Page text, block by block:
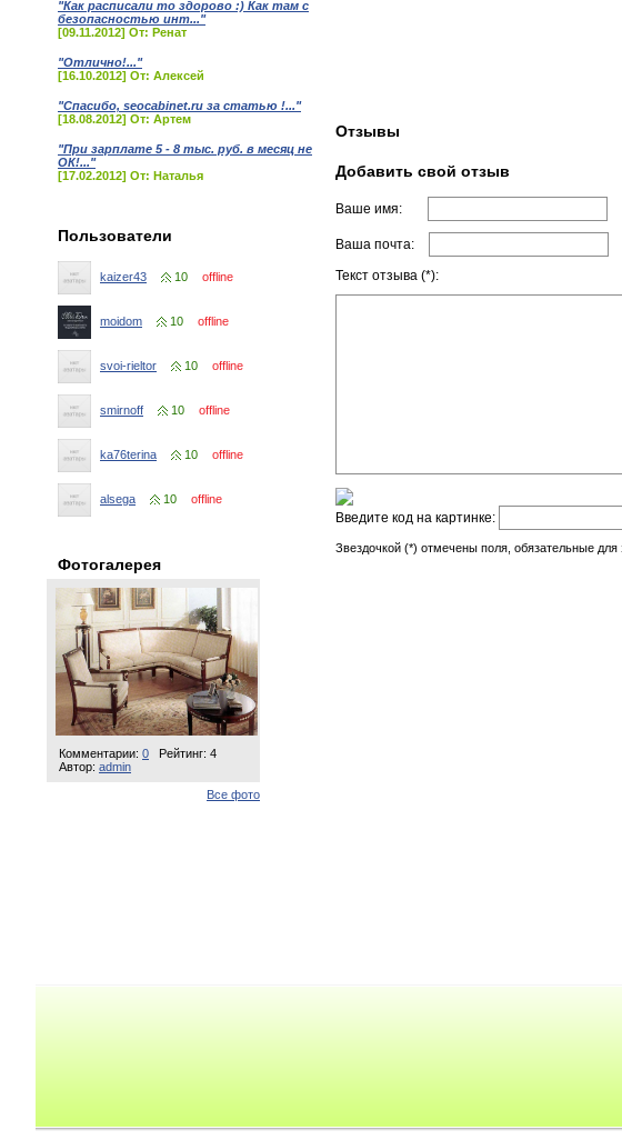
"Как расписали то здорово :) Как там с
безопасностью инт..."
[09.11.2012] От: Ренат
"Отлично!..."
[16.10.2012] От: Алексей
"Спасибо, seocabinet.ru за статью !..."
[18.08.2012] От: Артем
"При зарплате 5 - 8 тыс. руб. в месяц не
ОК!..."
[17.02.2012] От: Наталья
Пользователи
kaizer43 10 offline
moidom 10 offline
svoi-rieltor 10 offline
smirnoff 10 offline
ka76terina 10 offline
alsega 10 offline
Фотогалерея
Комментарии: 0
Рейтинг: 4
Автор: admin
Все фото
Отзывы
Добавить свой отзыв
Ваше имя:
Ваша почта:
Текст отзыва (*):
Введите код на картинке:
Звездочкой (*) отмечены поля, обязательные для